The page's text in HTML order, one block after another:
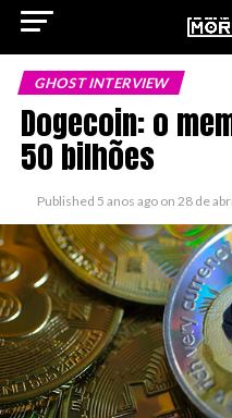
GHOST INTERVIEW
Dogecoin: o
50 bilhões
Published 5 anos ago on 28 de